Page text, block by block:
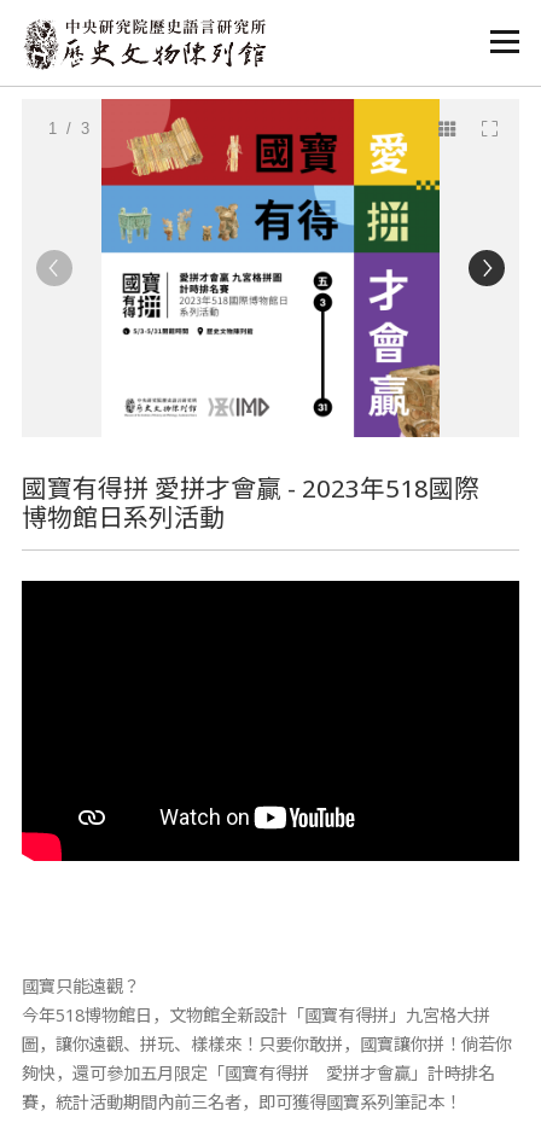
:::
:::
1/ 3
國寶有得拼 愛拼才會贏 - 2023年518國際
博物館日系列活動
國寶只能遠觀？
今年518博物館日，文物館全新設計「國寶有得拼」九宮格大拼
圖，讓你遠觀、拼玩、樣樣來！只要你敢拼，國寶讓你拼！倘若你
夠快，還可參加五月限定「國寶有得拼 愛拼才會贏」計時排名
賽，統計活動期間內前三名者，即可獲得國寶系列筆記本！